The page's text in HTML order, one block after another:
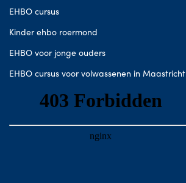
EHBO cursus
Kinder ehbo roermond
EHBO voor jonge ouders
EHBO cursus voor volwassenen in Maastricht